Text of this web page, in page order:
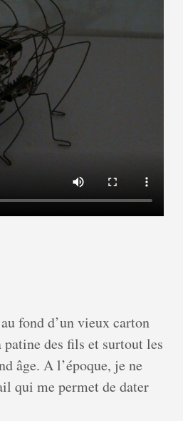
fond d’un vieux carton
patine des fils et surtout les
âge. A l’époque, je ne
qui me permet de dater